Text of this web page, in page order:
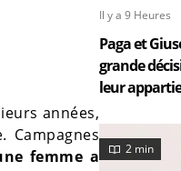
années,
Campagnes
femme a
Il y a 9 Heures
Paga et
grande
leur
2 min